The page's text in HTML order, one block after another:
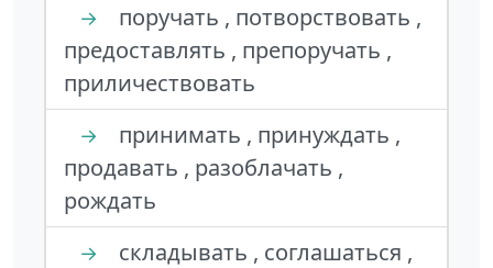
→
поручать , потворствовать ,
предоставлять , препоручать ,
приличествовать
→
принимать , принуждать ,
продавать , разоблачать ,
рождать
→
складывать , соглашаться ,